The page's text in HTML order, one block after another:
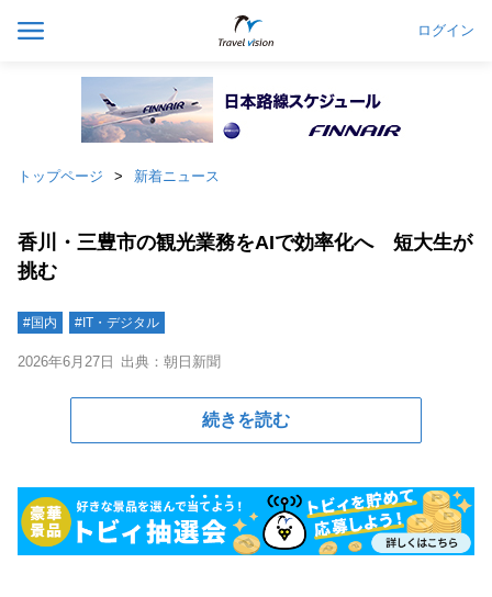
ログイン
トップページ 新着ニュース
香川・三豊市の観光業務をAIで効率化へ 短大生が
挑む
#国内 #IT・デジタル
2026年6月27日 出典：朝日新聞
続きを読む